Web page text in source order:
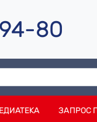
80
ЗАПРОС